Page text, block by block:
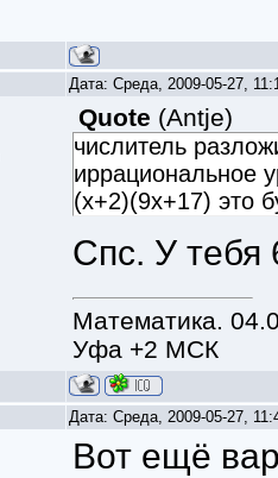
Дата: Среда, 2009-05-27,
Quote (Antje)
числитель
иррациональное
(x+2)(9x+17) это
Спс. У тебя
Математика.
Уфа +2 МСК
Дата: Среда, 2009-05-27,
Вот ещё